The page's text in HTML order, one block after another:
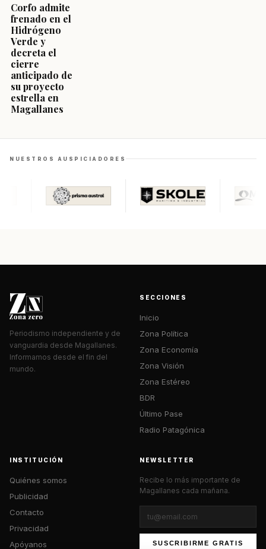
Corfo admite
frenado en el
Hidrógeno
Verde y
decreta el
cierre
anticipado de
su proyecto
estrella en
Magallanes
NUESTROS AUSPICIADORES
Periodismo independiente y de
vanguardia desde Magallanes.
Informamos desde el fin del
mundo.
SECCIONES
Inicio
Zona Política
Zona Economía
Zona Visión
Zona Estéreo
BDR
Último Pase
Radio Patagónica
INSTITUCIÓN
Quiénes somos
Publicidad
Contacto
Privacidad
Apóyanos
NEWSLETTER
Recibe lo más importante de
Magallanes cada mañana.
SUSCRIBIRME GRATIS